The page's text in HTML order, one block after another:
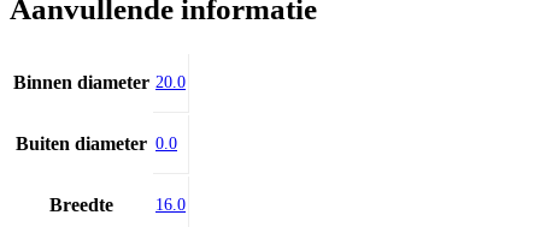
Aanvullende informatie
Binnen diameter 20.0
Buiten diameter 0.0
Breedte 16.0